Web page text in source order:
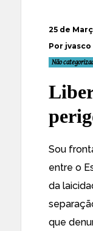
25 de
Por jvasco
Não
Sou
entre o
da
que